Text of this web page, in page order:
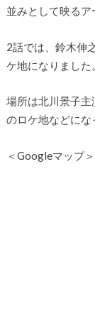
並みとして映るア
2話では、鈴木伸
ケ地になりました。
場所は北川景子主
のロケ地などにな
＜Googleマップ＞